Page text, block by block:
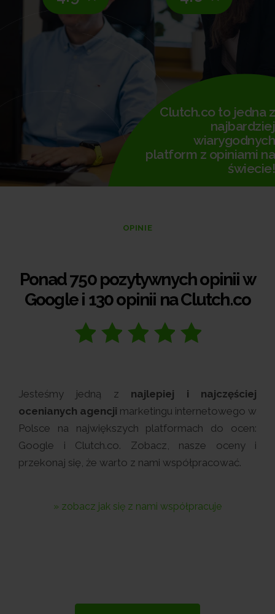
Clutch.co to jedna z
najbardziej
wiarygodnych
platform z opiniami na
świecie!
OPINIE
Ponad 750 pozytywnych opinii w
Google i 130 opinii na Clutch.co
Jesteśmy jedną z najlepiej i najczęściej
ocenianych agencji marketingu internetowego w
Polsce na największych platformach do ocen:
Google i Clutch.co. Zobacz, nasze oceny i
przekonaj się, że warto z nami współpracować.
» zobacz jak się z nami współpracuje